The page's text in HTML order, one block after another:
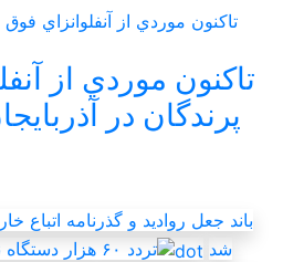
تاکنون موردي از
پرندگان در
باند جعل روادید و گذرنامه
شد
تردد ۶۰ هزار